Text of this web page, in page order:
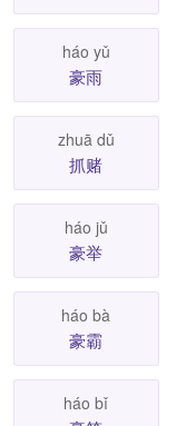
háo yǔ
豪雨
zhuā dǔ
抓赌
háo jǔ
豪举
háo bà
豪霸
háo bǐ